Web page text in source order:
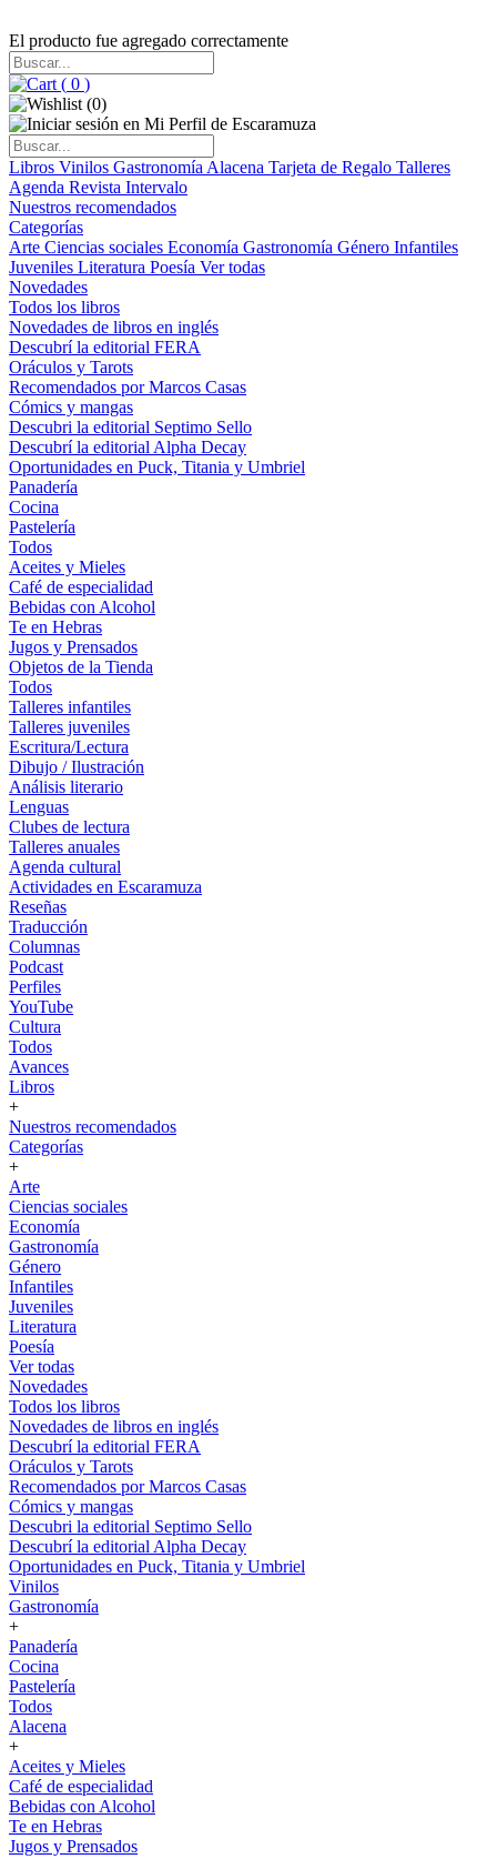
El producto fue agregado correctamente
( 0 )
(0)
Libros Vinilos Gastronomía Alacena Tarjeta de Regalo Talleres
Agenda Revista Intervalo
Nuestros recomendados
Categorías
Arte Ciencias sociales Economía Gastronomía Género Infantiles
Juveniles Literatura Poesía Ver todas
Novedades
Todos los libros
Novedades de libros en inglés
Descubrí la editorial FERA
Oráculos y Tarots
Recomendados por Marcos Casas
Cómics y mangas
Descubri la editorial Septimo Sello
Descubrí la editorial Alpha Decay
Oportunidades en Puck, Titania y Umbriel
Panadería
Cocina
Pastelería
Todos
Aceites y Mieles
Café de especialidad
Bebidas con Alcohol
Te en Hebras
Jugos y Prensados
Objetos de la Tienda
Todos
Talleres infantiles
Talleres juveniles
Escritura/Lectura
Dibujo / Ilustración
Análisis literario
Lenguas
Clubes de lectura
Talleres anuales
Agenda cultural
Actividades en Escaramuza
Reseñas
Traducción
Columnas
Podcast
Perfiles
YouTube
Cultura
Todos
Avances
Libros
+
Nuestros recomendados
Categorías
+
Arte
Ciencias sociales
Economía
Gastronomía
Género
Infantiles
Juveniles
Literatura
Poesía
Ver todas
Novedades
Todos los libros
Novedades de libros en inglés
Descubrí la editorial FERA
Oráculos y Tarots
Recomendados por Marcos Casas
Cómics y mangas
Descubri la editorial Septimo Sello
Descubrí la editorial Alpha Decay
Oportunidades en Puck, Titania y Umbriel
Vinilos
Gastronomía
+
Panadería
Cocina
Pastelería
Todos
Alacena
+
Aceites y Mieles
Café de especialidad
Bebidas con Alcohol
Te en Hebras
Jugos y Prensados